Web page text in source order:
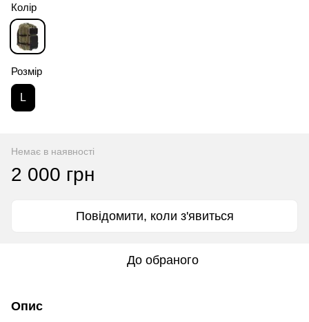
Колір
Розмір
L
Немає в наявності
2 000 грн
Повідомити, коли з'явиться
До обраного
Опис